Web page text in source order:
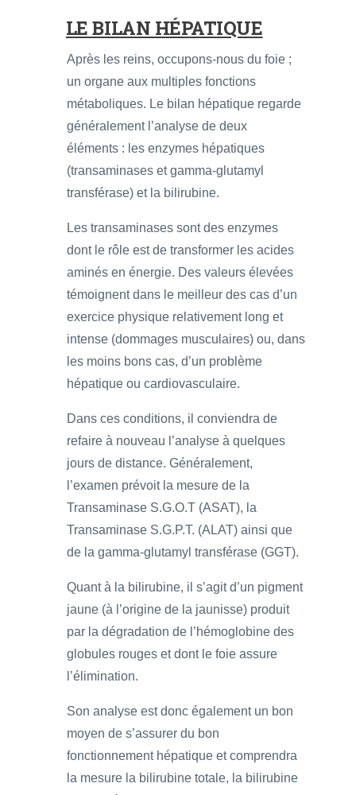
LE BILAN HÉPATIQUE
Après les reins, occupons-nous du foie ;
un organe aux multiples fonctions
métaboliques. Le bilan hépatique regarde
généralement l’analyse de deux
éléments : les enzymes hépatiques
(transaminases et gamma-glutamyl
transférase) et la bilirubine.
Les transaminases sont des enzymes
dont le rôle est de transformer les acides
aminés en énergie. Des valeurs élevées
témoignent dans le meilleur des cas d’un
exercice physique relativement long et
intense (dommages musculaires) ou, dans
les moins bons cas, d’un problème
hépatique ou cardiovasculaire.
Dans ces conditions, il conviendra de
refaire à nouveau l’analyse à quelques
jours de distance. Généralement,
l’examen prévoit la mesure de la
Transaminase S.G.O.T (ASAT), la
Transaminase S.G.P.T. (ALAT) ainsi que
de la gamma-glutamyl transférase (GGT).
Quant à la bilirubine, il s’agit d’un pigment
jaune (à l’origine de la jaunisse) produit
par la dégradation de l’hémoglobine des
globules rouges et dont le foie assure
l’élimination.
Son analyse est donc également un bon
moyen de s’assurer du bon
fonctionnement hépatique et comprendra
la mesure la bilirubine totale, la bilirubine